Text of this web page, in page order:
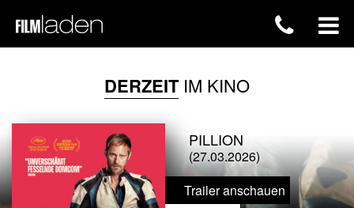
DERZEITIM KINO
PILLION
(27.03.2026)
Trailer anschauen